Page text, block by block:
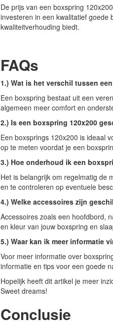
De prijs van een boxspring
investeren in een kwalitatief goede
kwaliteitverhouding biedt.
FAQs
1.) Wat is het verschil tussen
Een boxspring bestaat uit een
algemeen meer comfort en
2.) Is een boxspring 120x200
Een boxsprings 120x200 is ideaal
op te meten voordat je een
3.) Hoe onderhoud ik een
Het is belangrijk om regelmatig de
en te controleren op eventuele
4.) Welke accessoires zijn
Accessoires zoals een hoofdbord,
en kleur van jouw boxspring en
5.) Waar kan ik meer informatie
Voor meer informatie over
informatie en tips voor een goede
Hopelijk heeft dit artikel je meer
Sweet dreams!
Conclusie